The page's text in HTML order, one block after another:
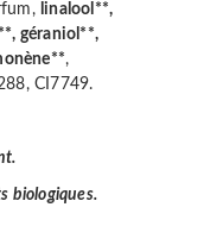
linalool**,
géraniol**,
,
CI7749.
biologiques.